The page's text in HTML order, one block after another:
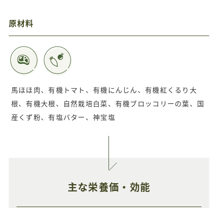
原材料
馬ほほ肉、有機トマト、有機にんじん、有機紅くるり大
根、有機大根、自然栽培白菜、有機ブロッコリーの葉、国
産くず粉、有塩バター、神宝塩
主な栄養価・効能